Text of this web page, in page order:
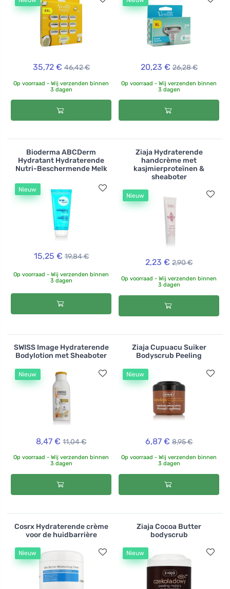
35,72 € 46,42 €
Op voorraad - Wij verzenden binnen
3 dagen
20,23 € 26,28 €
Op voorraad - Wij verzenden binnen
3 dagen
Bioderma ABCDerm
Hydratant Hydraterende
Nutri-Beschermende Melk
Nieuw
15,25 € 19,84 €
Op voorraad - Wij verzenden binnen
3 dagen
Ziaja Hydraterende
handcrème met
kasjmierproteïnen &
sheaboter
Nieuw
2,23 € 2,90 €
Op voorraad - Wij verzenden binnen
3 dagen
SWISS Image Hydraterende
Bodylotion met Sheaboter
Nieuw
8,47 € 11,04 €
Op voorraad - Wij verzenden binnen
3 dagen
Ziaja Cupuacu Suiker
Bodyscrub Peeling
Nieuw
6,87 € 8,95 €
Op voorraad - Wij verzenden binnen
3 dagen
Cosrx Hydraterende crème
voor de huidbarrière
Nieuw
Ziaja Cocoa Butter
bodyscrub
Nieuw